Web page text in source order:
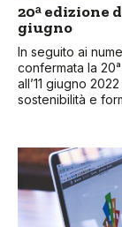
20ᵃ edizione
giugno
In seguito ai
confermata la
all’11 giugno
sostenibilità e